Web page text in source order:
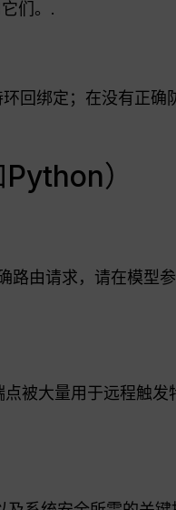
们。.
回绑定；在没有正确
）
路由请求，请在模型
被大量用于远程触发